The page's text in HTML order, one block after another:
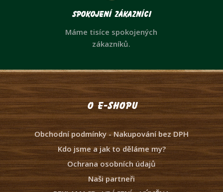
Spokojení zákazníci
Máme tisíce spokojených
zákazníků.
O e-shopu
Obchodní podmínky - Nakupování bez DPH
Kdo jsme a jak to děláme my?
Ochrana osobních údajů
Naši partneři